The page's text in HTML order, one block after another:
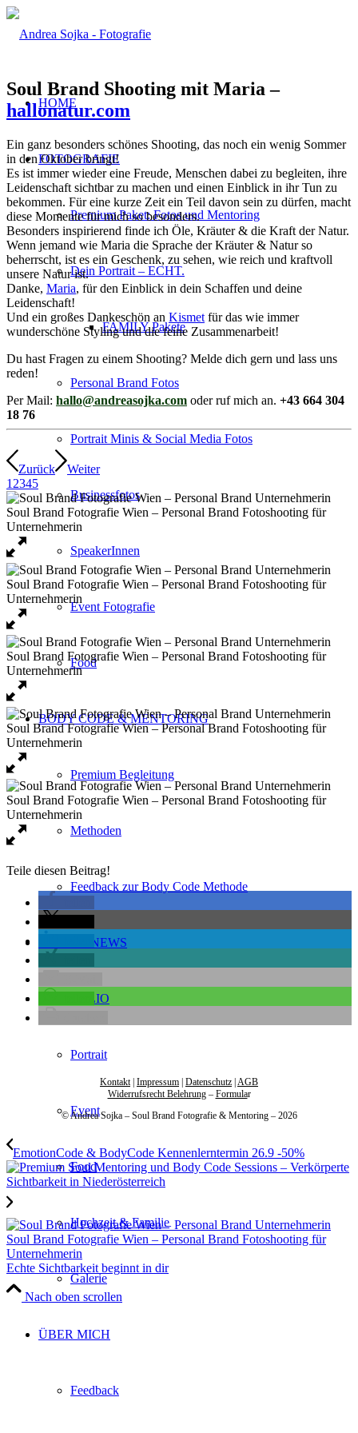
HOME
FOTOGRAFIE
Premium Paket: Fotos und Mentoring
Dein Portrait – ECHT.
FAMILY Pakete
Personal Brand Fotos
Portrait Minis & Social Media Fotos
Businessfotos
SpeakerInnen
Event Fotografie
Food
BODY CODE & MENTORING
Premium Begleitung
Methoden
Feedback zur Body Code Methode
BLOG & NEWS
PORTFOLIO
Portrait
Event
Food
Hochzeit & Familie
Galerie
ÜBER MICH
Feedback
Soul Brand Shooting mit Maria –
hallonatur.com
Ein ganz besonders schönes Shooting, das noch ein wenig Sommer
in den Oktober bringt!
Es ist immer wieder eine Freude, Menschen dabei zu begleiten, ihre
Leidenschaft sichtbar zu machen und einen Einblick in ihr Tun zu
bekommen. Für eine kurze Zeit ein Teil davon sein zu dürfen, macht
diese Momente für mich so besonders.
Besonders inspirierend finde ich Öle, Kräuter & die Kraft der Natur.
Wenn jemand wie Maria die Sprache der Kräuter & Natur so
beherrscht, ist es ein Geschenk, zu sehen, wie reich und kraftvoll
unsere Natur ist.
Danke, Maria, für den Einblick in dein Schaffen und deine
Leidenschaft!
Und ein großes Dankeschön an Kismet für das wie immer
wunderschöne Styling und die feine Zusammenarbeit!
Du hast Fragen zu einem Shooting? Melde dich gern und lass uns
reden!
Per Mail: hallo@andreasojka.com oder ruf mich an. +43 664 304
18 76
Zurück
Weiter
1 2345
Teile diesen Beitrag!
Kontakt| Impressum Datenschutz AGB
Widerrufsrecht Belehrung– Formular
© Andrea Sojka – Soul Brand Fotografie & Mentoring – 2026
EmotionCode & BodyCode Kennenlerntermin 26.9 -50%
Echte Sichtbarkeit beginnt in dir
Nach oben scrollen